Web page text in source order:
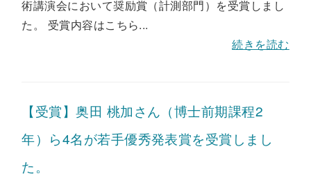
術講演会において奨励賞（計測部門）を受賞しまし
た。 受賞内容はこちら...
続きを読む
【受賞】奥田 桃加さん（博士前期課程2
年）ら4名が若手優秀発表賞を受賞しまし
た。